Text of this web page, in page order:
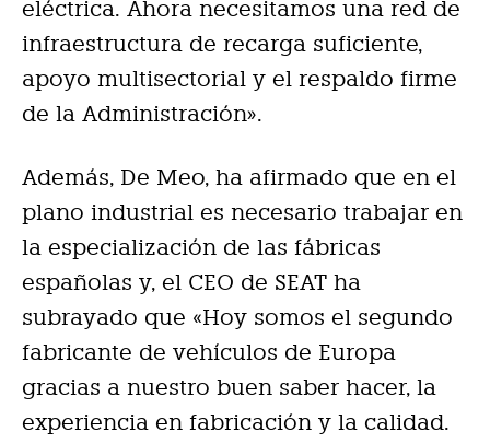
eléctrica. Ahora necesitamos una red de
infraestructura de recarga suficiente,
apoyo multisectorial y el respaldo firme
de la Administración».
Además, De Meo, ha afirmado que en el
plano industrial es necesario trabajar en
la especialización de las fábricas
españolas y, el CEO de SEAT ha
subrayado que «Hoy somos el segundo
fabricante de vehículos de Europa
gracias a nuestro buen saber hacer, la
experiencia en fabricación y la calidad.